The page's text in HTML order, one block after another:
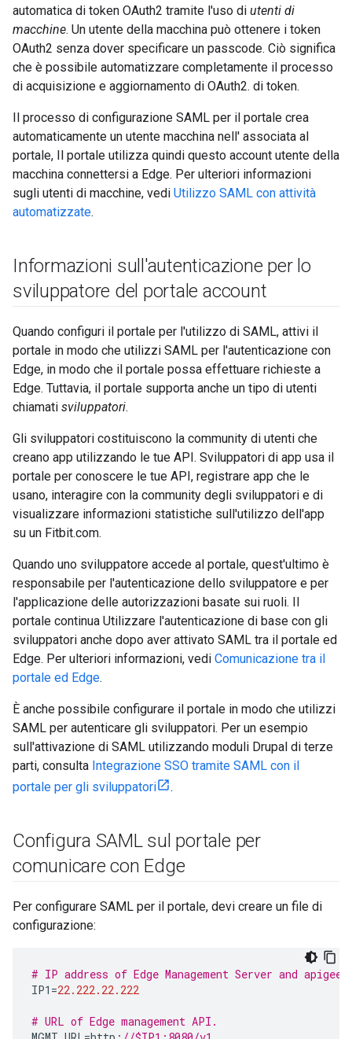
automatica di token OAuth2 tramite l'uso di utenti di
macchine. Un utente della macchina può ottenere i token
OAuth2 senza dover specificare un passcode. Ciò significa
che è possibile automatizzare completamente il processo
di acquisizione e aggiornamento di OAuth2. di token.
Il processo di configurazione SAML per il portale crea
automaticamente un utente macchina nell' associata al
portale, Il portale utilizza quindi questo account utente della
macchina connettersi a Edge. Per ulteriori informazioni
sugli utenti di macchine, vedi Utilizzo SAML con attività
automatizzate.
Informazioni sull'autenticazione per lo
sviluppatore del portale account
Quando configuri il portale per l'utilizzo di SAML, attivi il
portale in modo che utilizzi SAML per l'autenticazione con
Edge, in modo che il portale possa effettuare richieste a
Edge. Tuttavia, il portale supporta anche un tipo di utenti
chiamati sviluppatori.
Gli sviluppatori costituiscono la community di utenti che
creano app utilizzando le tue API. Sviluppatori di app usa il
portale per conoscere le tue API, registrare app che le
usano, interagire con la community degli sviluppatori e di
visualizzare informazioni statistiche sull'utilizzo dell'app
su un Fitbit.com.
Quando uno sviluppatore accede al portale, quest'ultimo è
responsabile per l'autenticazione dello sviluppatore e per
l'applicazione delle autorizzazioni basate sui ruoli. Il
portale continua Utilizzare l'autenticazione di base con gli
sviluppatori anche dopo aver attivato SAML tra il portale ed
Edge. Per ulteriori informazioni, vedi Comunicazione tra il
portale ed Edge.
È anche possibile configurare il portale in modo che utilizzi
SAML per autenticare gli sviluppatori. Per un esempio
sull'attivazione di SAML utilizzando moduli Drupal di terze
parti, consulta Integrazione SSO tramite SAML con il
portale per gli sviluppatori
.
Configura SAML sul portale per
comunicare con Edge
Per configurare SAML per il portale, devi creare un file di
configurazione:
# IP address of Edge Management Server and apigee-
IP1 =22.222.22.222
# URL of Edge management API.